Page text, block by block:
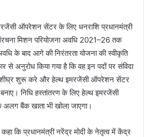
ऑपरेशन सेंटर के लिए धनराशि प्रधानमंत्री
मिशन परियोजना अवधि 2021–26 तक
के बाद आगे की निरंतरता योजना की स्वीकृति
से अनुरोध किया गया है कि वह इन पदों पर संविदा
शीघ्र शुरू करे और हेल्थ इमरजेंसी ऑपरेशन सेंटर
निधि हस्तांतरण के लिए हेल्थ इमरजेंसी
बैंक खाता भी खोला जाएगा।
कि प्रधानमंत्री नरेंद्र मोदी के नेतृत्व में केंद्र